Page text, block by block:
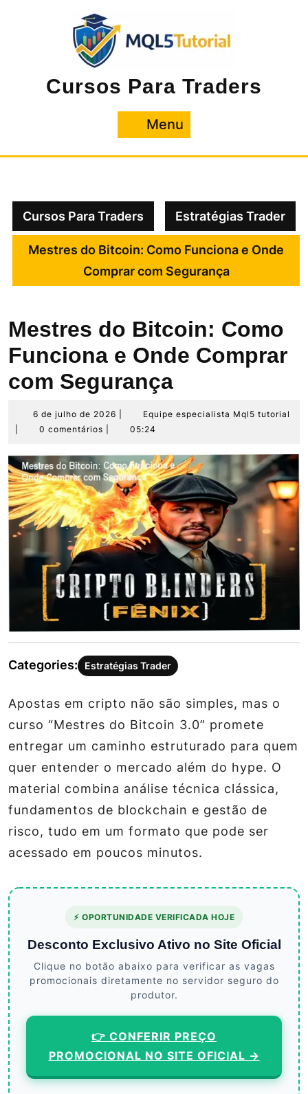
Cursos Para Traders
Menu
Cursos Para Traders Estratégias Trader
Mestres do Bitcoin: Como Funciona e Onde
Comprar com Segurança
Mestres do Bitcoin: Como
Funciona e Onde Comprar
com Segurança
6 de julho de 2026
de
de
2026
Equipe especialista Mql5 tutorial
0 comentários 05:24
Categories: Estratégias Trader
Apostas em cripto não são simples, mas o
curso “Mestres do Bitcoin 3.0” promete
entregar um caminho estruturado para quem
quer entender o mercado além do hype. O
material combina análise técnica clássica,
fundamentos de blockchain e gestão de
risco, tudo em um formato que pode ser
acessado em poucos minutos.
⚡ OPORTUNIDADE VERIFICADA HOJE
Desconto Exclusivo Ativo no Site Oficial
Clique no botão abaixo para verificar as vagas
promocionais diretamente no servidor seguro do
produtor.
👉 CONFERIR PREÇO
PROMOCIONAL NO SITE OFICIAL →